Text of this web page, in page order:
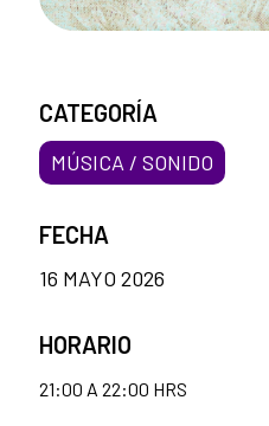
CATEGORÍA
MÚSICA / SONIDO
FECHA
16 MAYO 2026
HORARIO
21:00 A 22:00 HRS